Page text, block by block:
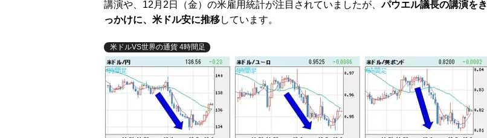
講演や、12月2日（金）の米雇用統計が注目されていましたが、パウエル議長の講演をき
っかけに、米ドル安に推移しています。
米ドルVS世界の通貨 4時間足